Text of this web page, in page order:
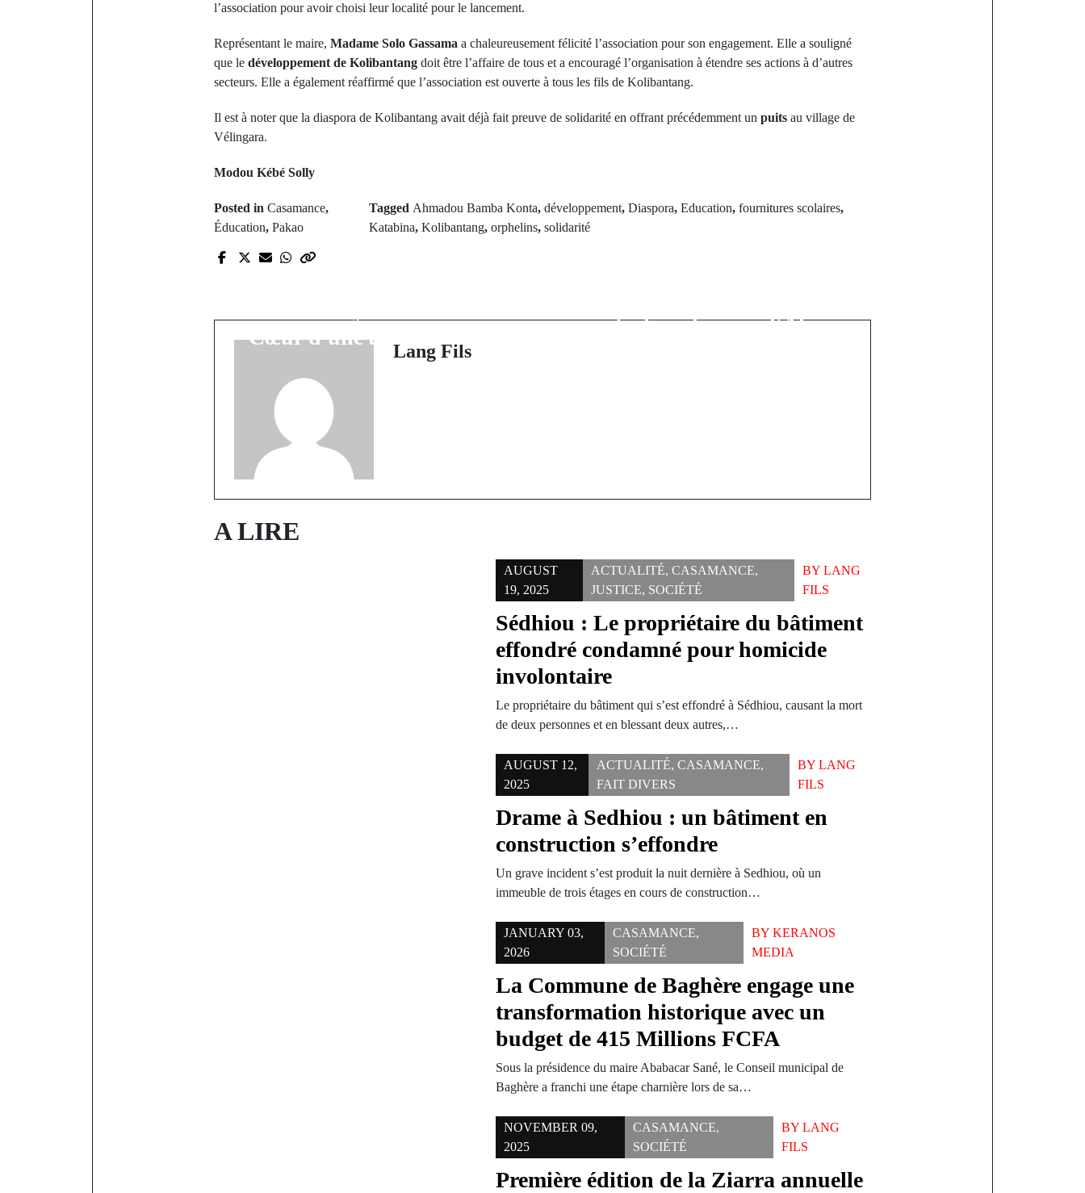
l’association pour avoir choisi leur localité pour le lancement.
Représentant le maire, Madame Solo Gassama a chaleureusement félicité l’association pour son engagement. Elle a souligné
que le développement de Kolibantang doit être l’affaire de tous et a encouragé l’organisation à étendre ses actions à d’autres
secteurs. Elle a également réaffirmé que l’association est ouverte à tous les fils de Kolibantang.
Il est à noter que la diaspora de Kolibantang avait déjà fait preuve de solidarité en offrant précédemment un puits au village de
Vélingara.
Modou Kébé Solly
Posted in Casamance,
Éducation, Pakao
Tagged Ahmadou Bamba Konta, développement, Diaspora, Education, fournitures scolaires,
Katabina, Kolibantang, orphelins, solidarité
Cœur d'une attente tendue
contrôle judiciaire d'Aliou
Lang Fils
A LIRE
AUGUST
19, 2025
ACTUALITÉ,CASAMANCE,
JUSTICE, SOCIÉTÉ
BY LANG
FILS
Sédhiou : Le propriétaire du bâtiment
effondré condamné pour homicide
involontaire
Le propriétaire du bâtiment qui s’est effondré à Sédhiou, causant la mort
de deux personnes et en blessant deux autres,…
AUGUST 12,
2025
ACTUALITÉ, CASAMANCE,
FAIT DIVERS
BYLANG
FILS
Drame à Sedhiou : un bâtiment en
construction s’effondre
Un grave incident s’est produit la nuit dernière à Sedhiou, où un
immeuble de trois étages en cours de construction…
JANUARY 03,
2026
CASAMANCE,
SOCIÉTÉ
BYKERANOS
MEDIA
La Commune de Baghère engage une
transformation historique avec un
budget de 415 Millions FCFA
Sous la présidence du maire Ababacar Sané, le Conseil municipal de
Baghère a franchi une étape charnière lors de sa…
NOVEMBER 09,
2025
CASAMANCE,
SOCIÉTÉ
BYLANG
FILS
Première édition de la Ziarra annuelle